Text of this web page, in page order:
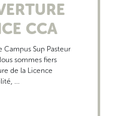
CCA
Campus Sup Pasteur
sommes fiers
de la Licence
...